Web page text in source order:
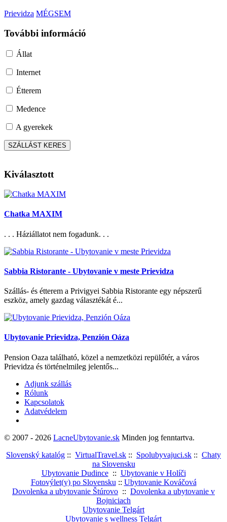
Prievidza MÉGSEM
További információ
Állat
Internet
Étterem
Medence
A gyerekek
Kiválasztott
Chatka MAXIM
. . . Háziállatot nem fogadunk. . .
Sabbia Ristorante - Ubytovanie v meste Prievidza
Szállás- és étterem a Privigyei Sabbia Ristorante egy népszerű
eszköz, amely gazdag választékát é...
Ubytovanie Prievidza, Penzión Oáza
Pension Oaza található, közel a nemzetközi repülőtér, a város
Prievidza és történelmileg jelentős...
Adjunk szállás
Rólunk
Kapcsolatok
Adatvédelem
© 2007 - 2026 LacneUbytovanie.sk Minden jog fenntartva.
Slovenský katalóg :: VirtualTravel.sk :: Spolubyvajuci.sk :: Chaty
na Slovensku
Ubytovanie Dudince :: Ubytovanie v Holíči
Fotovýlet(y) po Slovensku :: Ubytovanie Kováčová
Dovolenka a ubytovanie Štúrovo :: Dovolenka a ubytovanie v
Bojniciach
Ubytovanie Telgárt
Ubytovanie s wellness Telgárt